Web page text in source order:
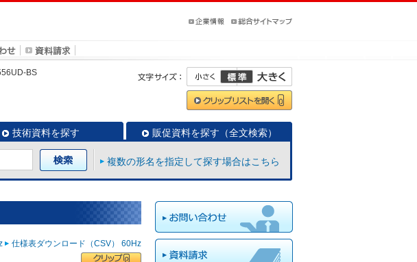
BS
技術資料を探す 販促資料を探す（全文検索）
複数の形名を指定して探す場合はこちら
仕様表ダウンロード（CSV） 60Hz